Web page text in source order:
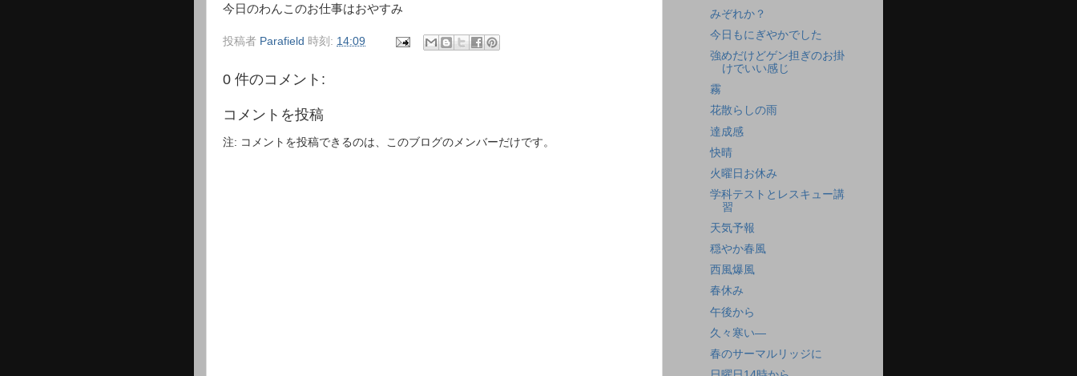
今日のわんこのお仕事はおやすみ
投稿者 Parafield 時刻: 14:09
0 件のコメント:
コメントを投稿
注: コメントを投稿できるのは、このブログのメンバーだけです。
みぞれか？
今日もにぎやかでした
強めだけどゲン担ぎのお掛
けでいい感じ
霧
花散らしの雨
達成感
快晴
火曜日お休み
学科テストとレスキュー講
習
天気予報
穏やか春風
西風爆風
春休み
午後から
久々寒い―
春のサーマルリッジに